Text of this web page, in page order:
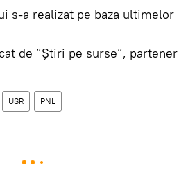
s-a realizat pe baza ultimelor
de ”Știri pe surse”, partener
USR PNL